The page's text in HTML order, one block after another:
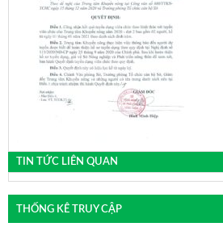
TIN TỨC LIÊN QUAN
THỐNG KÊ TRUY CẬP